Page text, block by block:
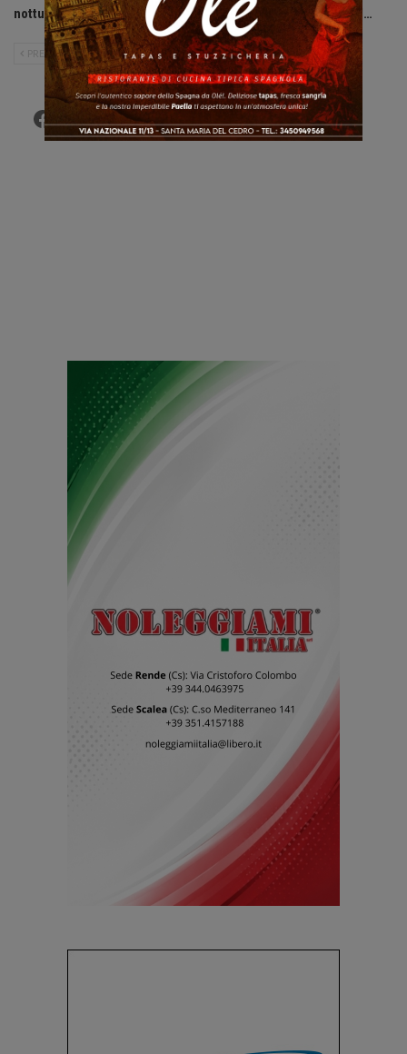
notturne ai minori di 14 anni.
storico rifugio di Fago del…
PRECEDENTE SUCCESSIVO
Facebook
Twitter